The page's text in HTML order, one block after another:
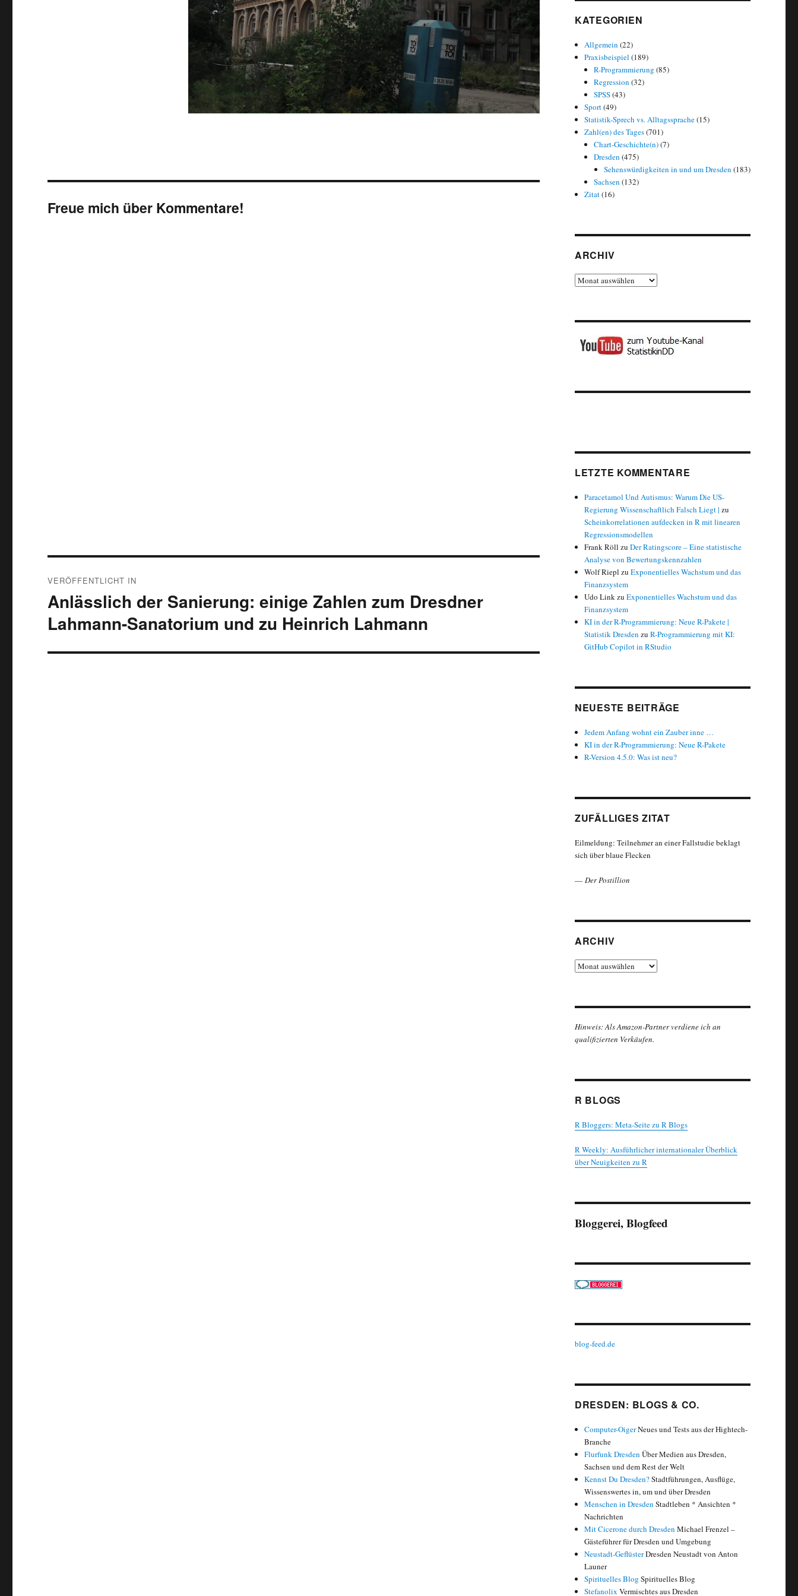
Freue mich über Kommentare!
VERÖFFENTLICHT IN
Anlässlich der Sanierung: einige Zahlen zum Dresdner
Lahmann-Sanatorium und zu Heinrich Lahmann
KATEGORIEN
Allgemein (22)
Praxisbeispiel (189)
R-Programmierung (85)
Regression (32)
SPSS(43)
Sport(49)
Statistik-Sprech vs. Alltagssprache(15)
Zahl(en) des Tages(701)
Chart-Geschichte(n)(7)
Dresden (475)
Sehenswürdigkeiten in und um Dresden (183)
Sachsen (132)
Zitat(16)
ARCHIV
Archiv
LETZTE KOMMENTARE
Paracetamol Und Autismus: Warum Die US-
Regierung Wissenschaftlich Falsch Liegt | zu
Scheinkorrelationen aufdecken in R mit linearen
Regressionsmodellen
Frank Röll zuDer Ratingscore – Eine statistische
Analyse von Bewertungskennzahlen
Wolf Riepl zuExponentielles Wachstum und das
Finanzsystem
Udo LinkzuExponentielles Wachstum und das
Finanzsystem
KI in der R-Programmierung: Neue R-Pakete |
Statistik Dresden zuR-Programmierung mit KI:
GitHub Copilot in RStudio
NEUESTE BEITRÄGE
Jedem Anfang wohnt ein Zauber inne …
KI in der R-Programmierung: Neue R-Pakete
R-Version 4.5.0: Was ist neu?
ZUFÄLLIGES ZITAT
Eilmeldung: Teilnehmer an einer Fallstudie beklagt
sich über blaue Flecken
— Der Postillion
ARCHIV
Archiv
Hinweis: Als Amazon-Partner verdiene ich an
qualifizierten Verkäufen.
R BLOGS
R Bloggers: Meta-Seite zu R Blogs
R Weekly: Ausführlicher internationaler Überblick
über Neuigkeiten zu R
Bloggerei, Blogfeed
blog-feed.de
DRESDEN: BLOGS & CO.
Computer-OigerNeues und Tests aus der Hightech-
Branche
Flurfunk Dresden Über Medien aus Dresden,
Sachsen und dem Rest der Welt
Kennst Du Dresden?Stadtführungen, Ausflüge,
Wissenswertes in, um und über Dresden
Menschen in Dresden Stadtleben * Ansichten *
Nachrichten
Mit Cicerone durch Dresden Michael Frenzel –
Gästeführer für Dresden und Umgebung
Neustadt-GeflüsterDresden Neustadt von Anton
Launer
Spirituelles Blog Spirituelles Blog
Stefanolix Vermischtes aus Dresden